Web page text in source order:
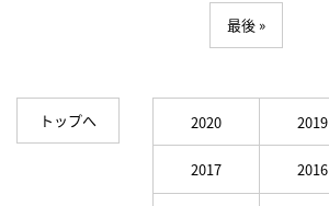
最後 »
トップへ 2020 2019
2017 2016